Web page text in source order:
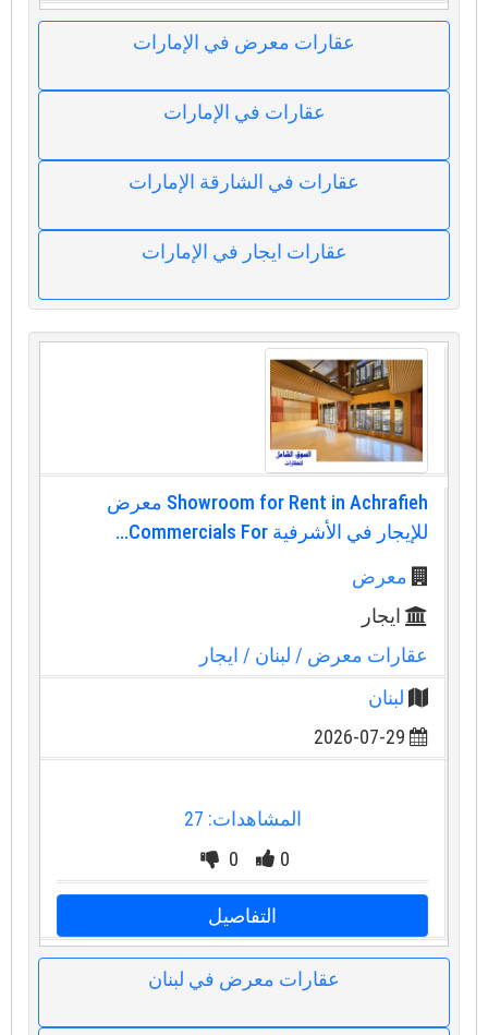
عقارات معرض في الإمارات
عقارات في الإمارات
عقارات في الشارقة الإمارات
عقارات ايجار في الإمارات
Showroom for Rent in Achrafieh معرض
للإيجار في الأشرفية Commercials For...
معرض
ايجار
عقارات معرض / لبنان/ ايجار
لبنان
2026-07-29
المشاهدات: 27
0
0
التفاصيل
عقارات معرض في لبنان